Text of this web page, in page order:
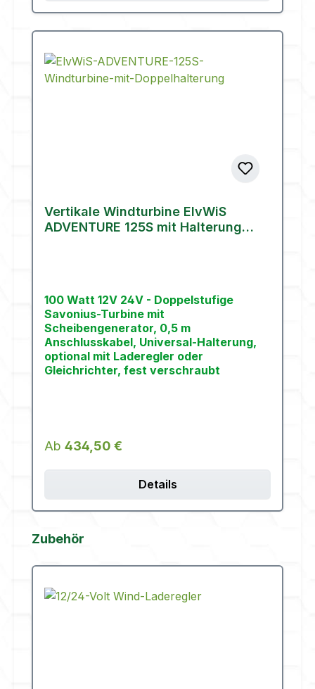
Vertikale Windturbine ElvWiS
ADVENTURE 125S mit Halterung
100 Watt 12V 24V - Doppelstufige
Savonius-Turbine mit
Scheibengenerator, 0,5 m
Anschlusskabel, Universal-Halterung,
optional mit Laderegler oder
Gleichrichter, fest verschraubt
Regulärer Preis:
Ab 434,50 €
Details
Produktgalerie überspringen
Zubehör